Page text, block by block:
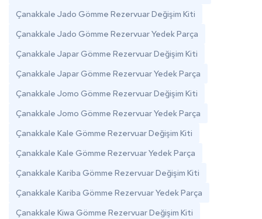
Çanakkale Jado Gömme Rezervuar Değişim Kiti
Çanakkale Jado Gömme Rezervuar Yedek Parça
Çanakkale Japar Gömme Rezervuar Değişim Kiti
Çanakkale Japar Gömme Rezervuar Yedek Parça
Çanakkale Jomo Gömme Rezervuar Değişim Kiti
Çanakkale Jomo Gömme Rezervuar Yedek Parça
Çanakkale Kale Gömme Rezervuar Değişim Kiti
Çanakkale Kale Gömme Rezervuar Yedek Parça
Çanakkale Kariba Gömme Rezervuar Değişim Kiti
Çanakkale Kariba Gömme Rezervuar Yedek Parça
Çanakkale Kiwa Gömme Rezervuar Değişim Kiti